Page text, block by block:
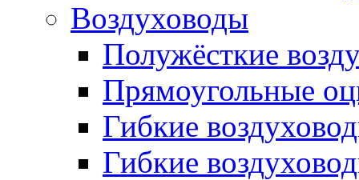
Воздуховоды
Полужёсткие
Прямоугольные
Гибкие
Гибкие